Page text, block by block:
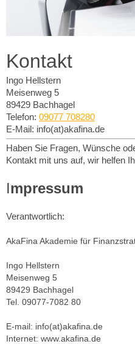
Kontakt
Ingo Hellstern
Meisenweg 5
89429 Bachhagel
Telefon: 09077 708280
E-Mail: info(at)akafina.de
Haben Sie Fragen, Wünsche
Kontakt mit uns auf, wir helfen
Impressum
Verantwortlich:
AkaFina Akademie für
Ingo Hellstern
Meisenweg 5
89429 Bachhagel
Tel. 09077-7082 80
E-mail: info(at)akafina.de
Internet: www.akafina.de